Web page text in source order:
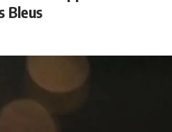
Bleus